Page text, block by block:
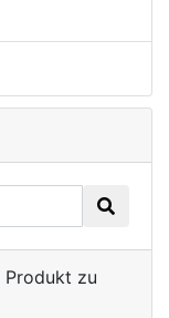
Produkt zu